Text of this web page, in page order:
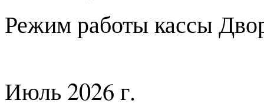
Режим работы кассы
Июль 2026 г.